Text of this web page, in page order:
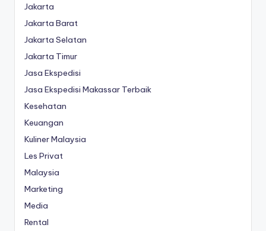
Jakarta
Jakarta Barat
Jakarta Selatan
Jakarta Timur
Jasa Ekspedisi
Jasa Ekspedisi Makassar Terbaik
Kesehatan
Keuangan
Kuliner Malaysia
Les Privat
Malaysia
Marketing
Media
Rental